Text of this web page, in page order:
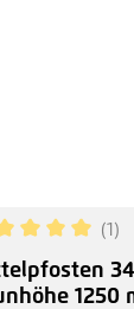
(1)
1250